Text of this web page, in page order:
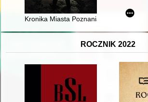
Kronika Miasta Poznania. 2021, [nr] 1,
ROCZNIK 2022